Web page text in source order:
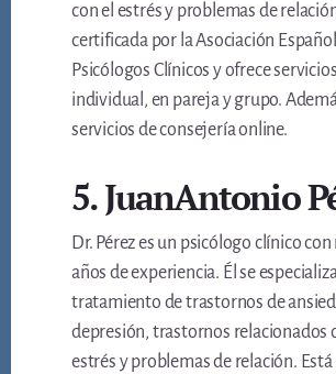
con el estrés y problemas de
certificada por la Asociación
Psicólogos Clínicos y ofrece
individual, en pareja y grupo.
servicios de consejería online.
5. JuanAntonio
Dr. Pérez es un psicólogo clínico con
años de experiencia. Él se
tratamiento de trastornos de
depresión, trastornos relacionados
estrés y problemas de relación.